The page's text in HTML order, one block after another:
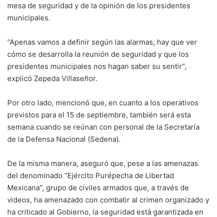
mesa de seguridad y de la opinión de los presidentes
municipales.
“Apenas vamos a definir según las alarmas, hay que ver
cómo se desarrolla la reunión de seguridad y que los
presidentes municipales nos hagan saber su sentir”,
explicó Zepeda Villaseñor.
Por otro lado, mencionó que, en cuanto a los operativos
previstos para el 15 de septiembre, también será esta
semana cuando se reúnan con personal de la Secretaría
de la Defensa Nacional (Sedena).
De la misma manera, aseguró que, pese a las amenazas
del denominado “Ejército Purépecha de Libertad
Mexicana”, grupo de civiles armados que, a través de
videos, ha amenazado con combatir al crimen organizado y
ha criticado al Gobierno, la seguridad está garantizada en